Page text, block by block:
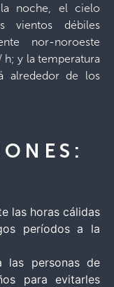
noche, el cielo
vientos débiles
nor-noroeste
y la temperatura
alrededor de los
las horas cálidas
períodos a la
las personas de
para evitarles